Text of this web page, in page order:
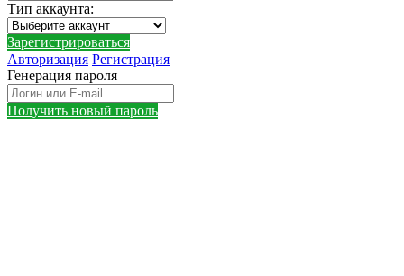
Тип аккаунта:
Зарегистрироваться
Авторизация Регистрация
Генерация пароля
Получить новый пароль